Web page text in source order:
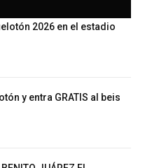
2026 en el estadio
y entra GRATIS al beis